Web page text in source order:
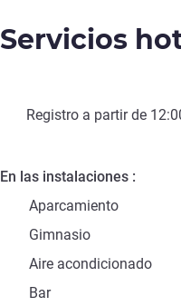
Servicios
Registro a partir de
En las instalaciones
Aparcamiento
Gimnasio
Aire acondicionado
Bar